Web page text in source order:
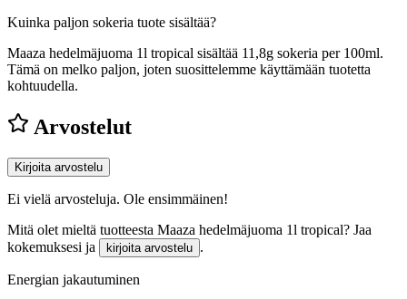
Kuinka paljon sokeria tuote sisältää?
Maaza hedelmäjuoma 1l tropical sisältää 11,8g sokeria per 100ml.
Tämä on melko paljon, joten suosittelemme käyttämään tuotetta
kohtuudella.
Arvostelut
Kirjoita arvostelu
Ei vielä arvosteluja. Ole ensimmäinen!
Mitä olet mieltä tuotteesta Maaza hedelmäjuoma 1l tropical? Jaa
kokemuksesi ja
kirjoita arvostelu .
Energian jakautuminen